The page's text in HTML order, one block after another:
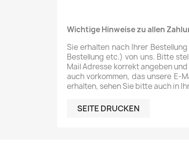
Wichtige Hinweise zu allen
Sie erhalten nach Ihrer
Bestellung etc.) von uns. Bitte
Mail Adresse korrekt angeben
auch vorkommen, das unsere E-
erhalten, sehen Sie bitte auch in